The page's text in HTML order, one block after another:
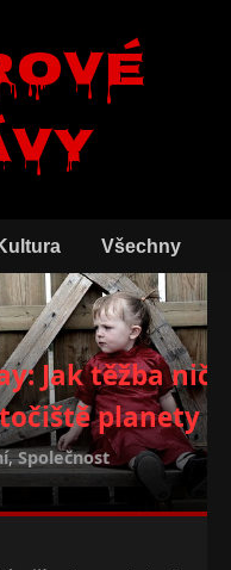
Všechny
Jak těžba ničí
planety
,Společnost